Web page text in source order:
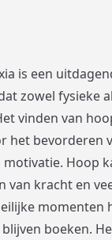
is een
zowel fysieke
vinden van
het bevorderen
Hoop
van kracht en
momenten
boeken.